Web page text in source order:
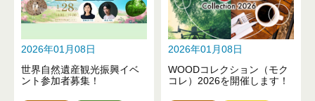
2026年01月08日
世界自然遺産観光振興イベ
ント参加者募集！
2026年01月08日
WOODコレクション（モク
コレ）2026を開催します！